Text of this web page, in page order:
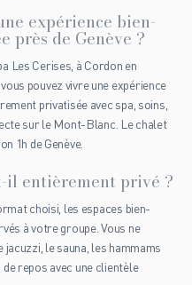
expérience bien-
près de Genève ?
Les Cerises, à Cordon en
pouvez vivre une expérience
privatisée avec spa, soins,
sur le Mont-Blanc. Le chalet
1h de Genève.
il entièrement privé ?
choisi, les espaces bien-
à votre groupe. Vous ne
jacuzzi, le sauna, les hammams
de repos avec une clientèle